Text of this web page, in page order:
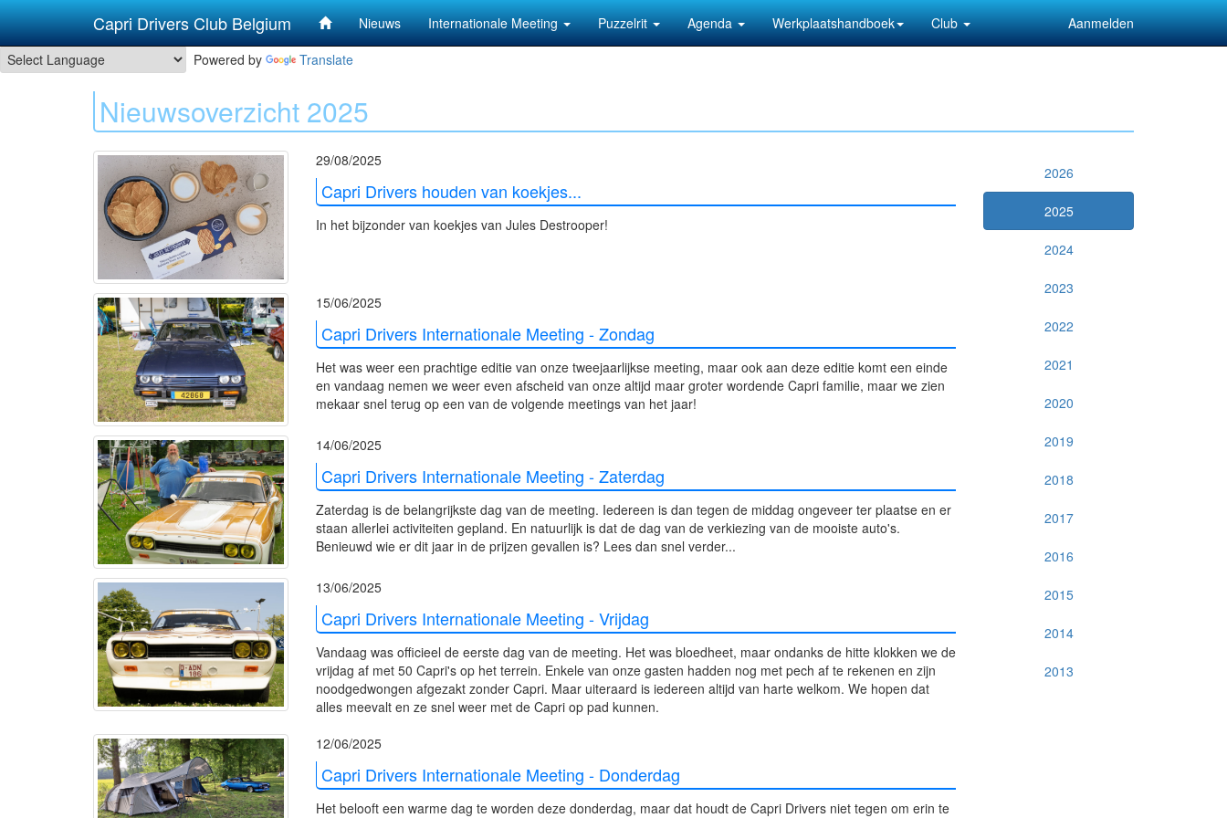
Powered by Translate
Capri Drivers Club Belgium Nieuws Internationale Meeting Puzzelrit Agenda Werkplaatshandboek Club Aanmelden
Nieuwsoverzicht 2025
29/08/2025
Capri Drivers houden van koekjes...
In het bijzonder van koekjes van Jules Destrooper!
15/06/2025
Capri Drivers Internationale Meeting - Zondag
Het was weer een prachtige editie van onze tweejaarlijkse meeting, maar ook aan deze editie komt een einde
en vandaag nemen we weer even afscheid van onze altijd maar groter wordende Capri familie, maar we zien
mekaar snel terug op een van de volgende meetings van het jaar!
14/06/2025
Capri Drivers Internationale Meeting - Zaterdag
Zaterdag is de belangrijkste dag van de meeting. Iedereen is dan tegen de middag ongeveer ter plaatse en er
staan allerlei activiteiten gepland. En natuurlijk is dat de dag van de verkiezing van de mooiste auto's.
Benieuwd wie er dit jaar in de prijzen gevallen is? Lees dan snel verder...
13/06/2025
Capri Drivers Internationale Meeting - Vrijdag
Vandaag was officieel de eerste dag van de meeting. Het was bloedheet, maar ondanks de hitte klokken we de
vrijdag af met 50 Capri's op het terrein. Enkele van onze gasten hadden nog met pech af te rekenen en zijn
noodgedwongen afgezakt zonder Capri. Maar uiteraard is iedereen altijd van harte welkom. We hopen dat
alles meevalt en ze snel weer met de Capri op pad kunnen.
12/06/2025
Capri Drivers Internationale Meeting - Donderdag
Het belooft een warme dag te worden deze donderdag, maar dat houdt de Capri Drivers niet tegen om erin te
2026
2025
2024
2023
2022
2021
2020
2019
2018
2017
2016
2015
2014
2013